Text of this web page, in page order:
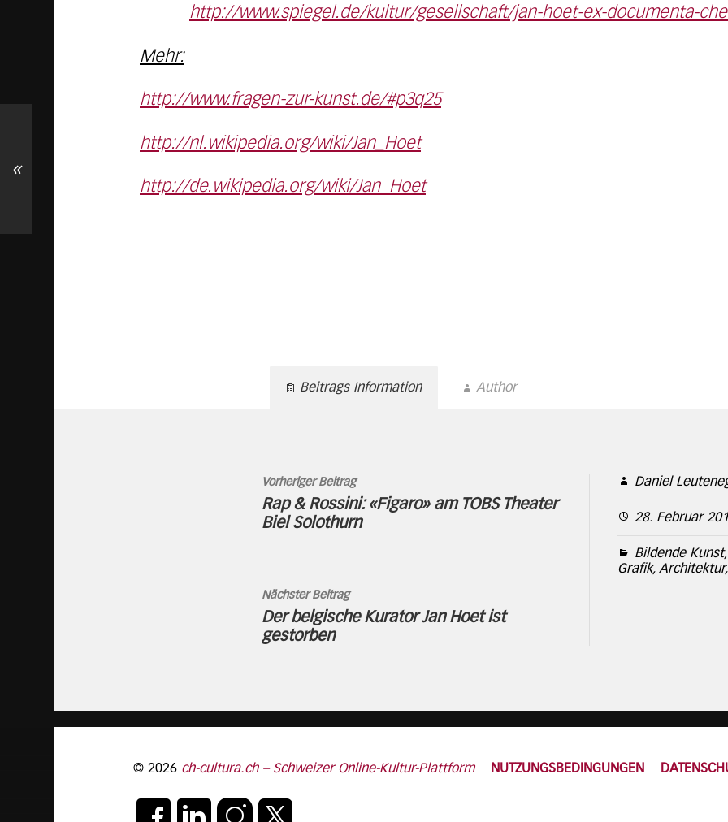
http://www.spiegel.de/kultur/gesellschaft/jan-hoet-ex-documenta-
Mehr:
http://www.fragen-zur-kunst.de/#p3q25
http://nl.wikipedia.org/wiki/Jan_Hoet
http://de.wikipedia.org/wiki/Jan_Hoet
Beitrags Information Author
Daniel
28. Februar
Bildende
Grafik,
Vorheriger Beitrag
Rap & Rossini: «Figaro» am TOBS Theater
Biel Solothurn
Nächster Beitrag
Der belgische Kurator Jan Hoet ist
gestorben
«
© 2026 ch-cultura.ch – Schweizer Online-Kultur-Plattform NUTZUNGSBEDINGUNGEN